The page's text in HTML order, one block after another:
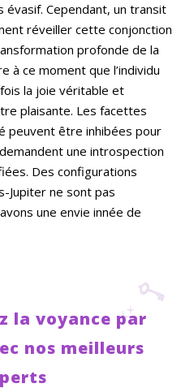
Cependant, un transit
réveiller cette conjonction
profonde de la
à ce moment que l’individu
la joie véritable et
plaisante. Les facettes
peuvent être inhibées pour
une introspection
Des configurations
Jupiter ne sont pas
une envie innée de
la voyance par
nos meilleurs